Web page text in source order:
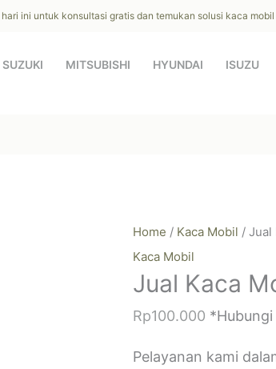
hari ini untuk konsultasi gratis dan temukan solusi kaca
SUZUKI MITSUBISHI HYUNDAI ISUZU
Home / Kaca Mobil / Jual
Kaca Mobil
Jual Kaca
Rp100.000
Pelayanan kami